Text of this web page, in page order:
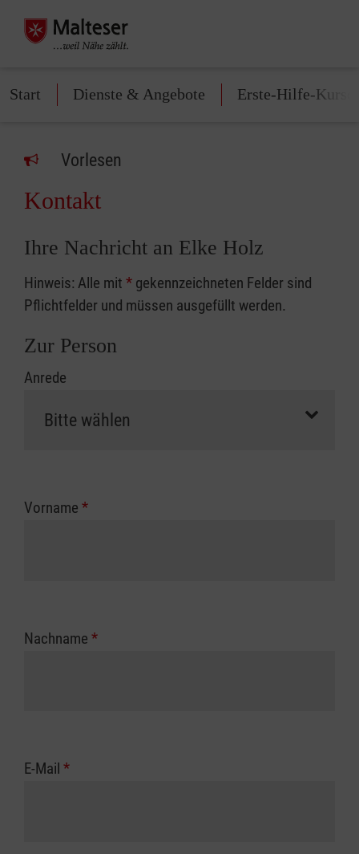
Start Dienste & Angebote Erste-Hilfe-Kurse
Vorlesen
Kontakt
Ihre Nachricht an Elke Holz
Hinweis: Alle mit * gekennzeichneten Felder sind
Pflichtfelder und müssen ausgefüllt werden.
Zur Person
Anrede
Vorname *
Nachname *
E-Mail *